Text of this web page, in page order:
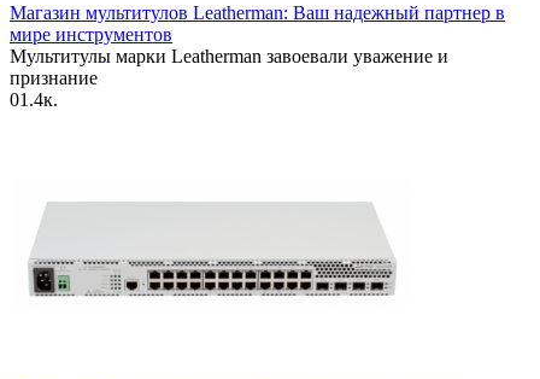
Магазин мультитулов Leatherman: Ваш надежный партнер в
мире инструментов
Мультитулы марки Leatherman завоевали уважение и
признание
01.4к.